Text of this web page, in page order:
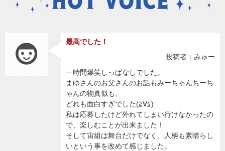
最高でした！
投稿者：みゅー
一時間爆笑しっぱなしでした。
まゆさんのお父さんのお話もみーちゃんちーち
ゃんの物真似も、
どれも面白すぎでした(≧∀≦)
私は応募したけど外れてしまい行けなかったの
で、楽しむことが出来ました！
そして宙組は舞台だけでなく、人柄も素晴らし
いという事を改めて感じました。